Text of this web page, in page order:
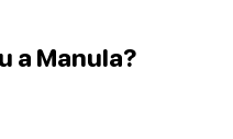
a Manula?